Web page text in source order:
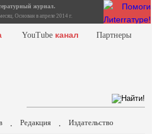
журнал.
Основан в апреле 2014 г.
YouTube канал Партнеры
. Редакция . Издательство